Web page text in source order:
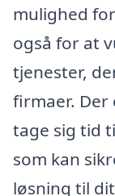
mulighed
også for at
tjenester,
firmaer.
tage sig tid
som kan
løsning til